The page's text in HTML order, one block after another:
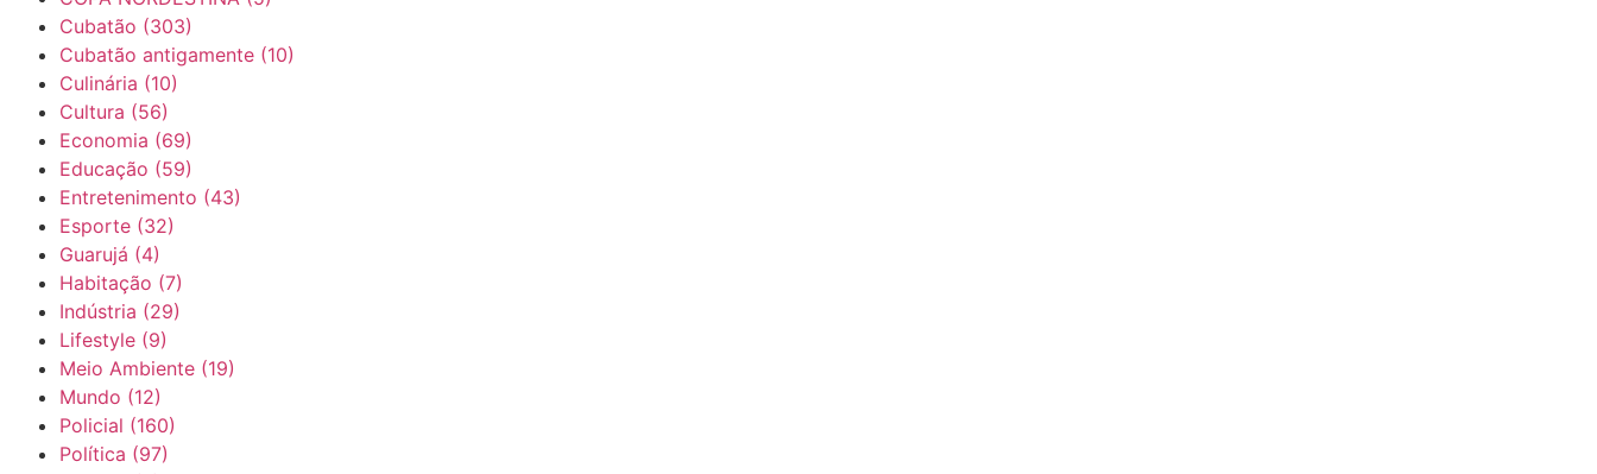
Cubatão (303)
Cubatão antigamente (10)
Culinária (10)
Cultura (56)
Economia (69)
Educação (59)
Entretenimento (43)
Esporte (32)
Guarujá (4)
Habitação (7)
Indústria (29)
Lifestyle (9)
Meio Ambiente (19)
Mundo (12)
Policial (160)
Política (97)